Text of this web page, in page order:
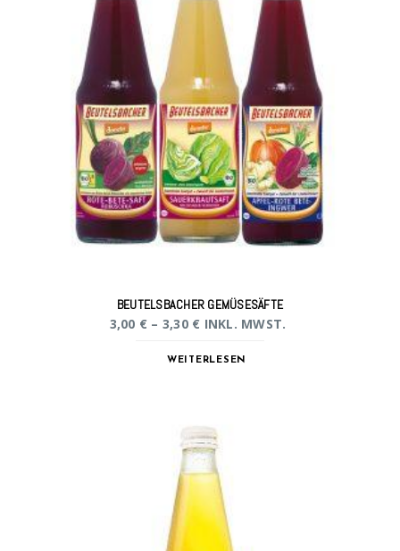
BEUTELSBACHER GEMÜSESÄFTE
3,00 € – 3,30 € INKL. MWST.
WEITERLESEN